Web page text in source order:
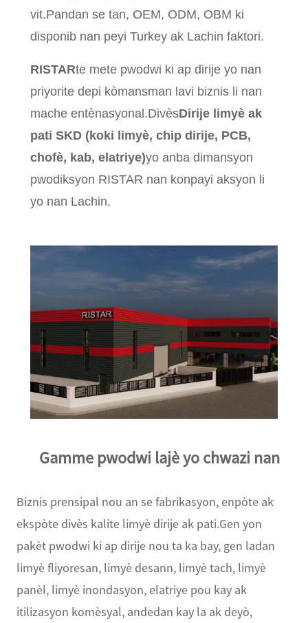
vit.Pandan se tan, OEM, ODM, OBM ki
disponib nan peyi Turkey ak Lachin faktori.
RISTARte mete pwodwi ki ap dirije yo nan
priyorite depi kòmansman lavi biznis li nan
mache entènasyonal.DivèsDirije limyè ak
pati SKD (koki limyè, chip dirije, PCB,
chofè, kab, elatriye)yo anba dimansyon
pwodiksyon RISTAR nan konpayi aksyon li
yo nan Lachin.
Gamme pwodwi lajè yo chwazi nan
Biznis prensipal nou an se fabrikasyon, enpòte ak
ekspòte divès kalite limyè dirije ak pati.Gen yon
pakèt pwodwi ki ap dirije nou ta ka bay, gen ladan
limyè fliyoresan, limyè desann, limyè tach, limyè
panèl, limyè inondasyon, elatriye pou kay ak
itilizasyon komèsyal, andedan kay la ak deyò,